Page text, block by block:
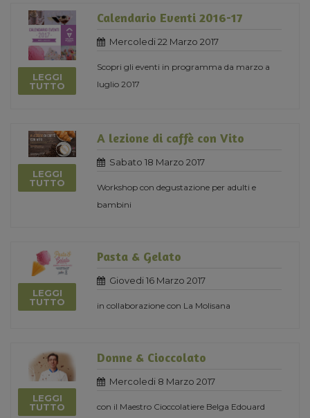
LEGGI
TUTTO
Calendario Eventi 2016-17
Mercoledi 22 Marzo 2017
Scopri gli eventi in programma da marzo a
luglio 2017
LEGGI
TUTTO
A lezione di caffè con Vito
Sabato 18 Marzo 2017
Workshop con degustazione per adulti e
bambini
LEGGI
TUTTO
Pasta & Gelato
Giovedi 16 Marzo 2017
in collaborazione con La Molisana
LEGGI
TUTTO
Donne & Cioccolato
Mercoledi 8 Marzo 2017
con il Maestro Cioccolatiere Belga Edouard